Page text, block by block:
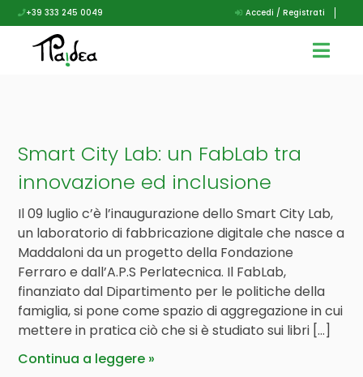
+39 333 245 0049 Accedi / Registrati
Smart City Lab: un FabLab tra
innovazione ed inclusione
Il 09 luglio c’è l’inaugurazione dello Smart City Lab,
un laboratorio di fabbricazione digitale che nasce a
Maddaloni da un progetto della Fondazione
Ferraro e dall’A.P.S Perlatecnica. Il FabLab,
finanziato dal Dipartimento per le politiche della
famiglia, si pone come spazio di aggregazione in cui
mettere in pratica ciò che si è studiato sui libri […]
Continua a leggere